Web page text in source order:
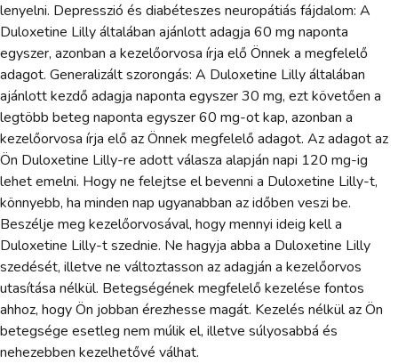
lenyelni. Depresszió és diabéteszes neuropátiás fájdalom: A
Duloxetine Lilly általában ajánlott adagja 60 mg naponta
egyszer, azonban a kezelőorvosa írja elő Önnek a megfelelő
adagot. Generalizált szorongás: A Duloxetine Lilly általában
ajánlott kezdő adagja naponta egyszer 30 mg, ezt követően a
legtöbb beteg naponta egyszer 60 mg-ot kap, azonban a
kezelőorvosa írja elő az Önnek megfelelő adagot. Az adagot az
Ön Duloxetine Lilly-re adott válasza alapján napi 120 mg-ig
lehet emelni. Hogy ne felejtse el bevenni a Duloxetine Lilly-t,
könnyebb, ha minden nap ugyanabban az időben veszi be.
Beszélje meg kezelőorvosával, hogy mennyi ideig kell a
Duloxetine Lilly-t szednie. Ne hagyja abba a Duloxetine Lilly
szedését, illetve ne változtasson az adagján a kezelőorvos
utasítása nélkül. Betegségének megfelelő kezelése fontos
ahhoz, hogy Ön jobban érezhesse magát. Kezelés nélkül az Ön
betegsége esetleg nem múlik el, illetve súlyosabbá és
nehezebben kezelhetővé válhat.